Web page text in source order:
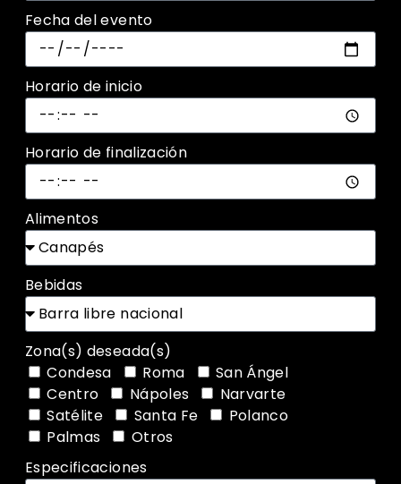
Fecha del evento
Horario de inicio
Horario de finalización
Alimentos
Bebidas
Zona(s) deseada(s)
Condesa
Roma
San Ángel
Centro
Nápoles
Narvarte
Satélite
Santa Fe
Polanco
Palmas
Otros
Especificaciones